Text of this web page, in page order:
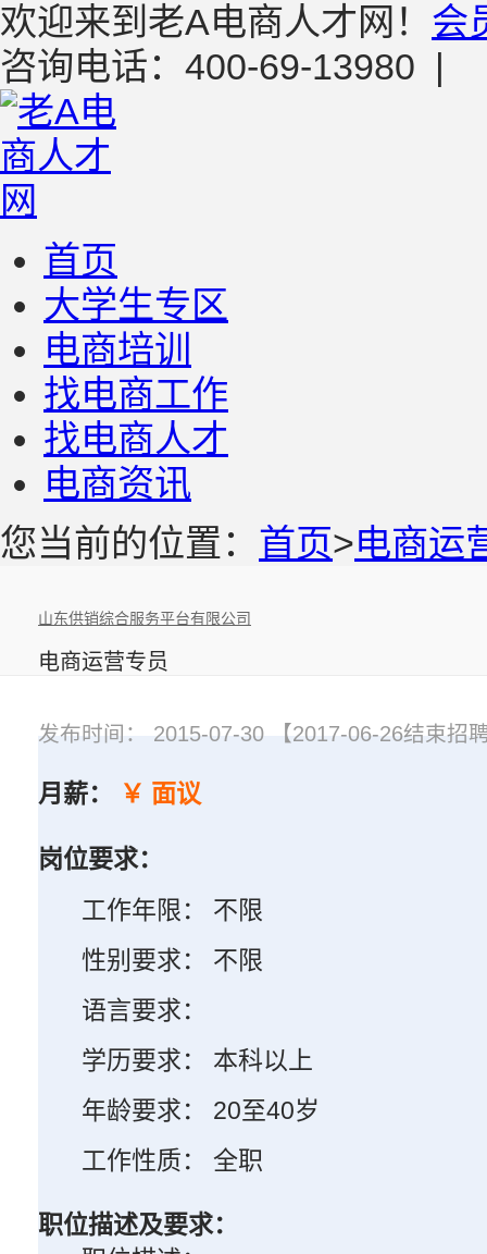
欢迎来到老A电商人才网！ 会
咨询电话：400-69-13980 |
首页
大学生专区
电商培训
找电商工作
找电商人才
电商资讯
您当前的位置： 首页>电商运
山东供销综合服务平台有限公司
电商运营专员
发布时间： 2015-07-30 【2017-06-26结束招
月薪： ￥ 面议
岗位要求：
工作年限： 不限
性别要求： 不限
语言要求：
学历要求： 本科以上
年龄要求： 20至40岁
工作性质： 全职
职位描述及要求：